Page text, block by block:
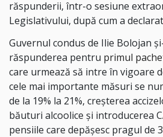
răspunderii, într-o sesiune
Legislativului, după cum a
Guvernul condus de Ilie Bolojan
răspunderea pentru primul
care urmează să intre în vigoare
cele mai importante măsuri se
de la 19% la 21%, creșterea
băuturi alcoolice și introducerea
pensiile care depășesc pragul de